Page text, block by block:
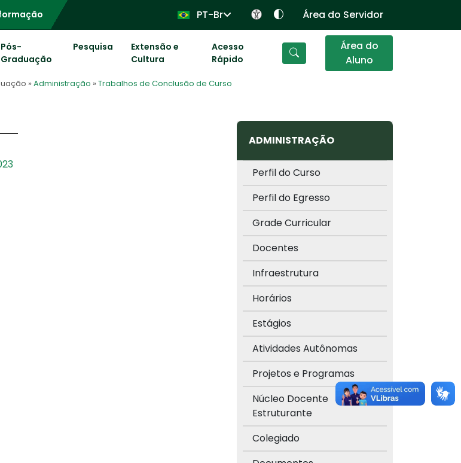
PT-Br Área do Servidor
Pós-
Graduação
Pesquisa
Extensão e
Cultura
Acesso
Rápido
Área do
Aluno
» Administração » Trabalhos de Conclusão de Curso
ADMINISTRAÇÃO
Perfil do Curso
Perfil do Egresso
Grade Curricular
Docentes
Infraestrutura
Horários
Estágios
Atividades Autônomas
Projetos e Programas
Núcleo Docente
Estruturante
Colegiado